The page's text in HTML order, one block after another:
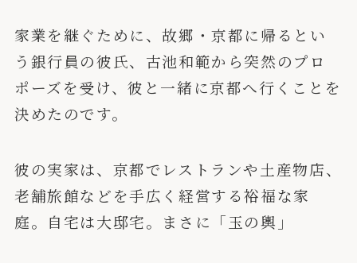
家業を継ぐために、故郷・京都に帰るとい
う銀行員の彼氏、古池和範から突然のプロ
ポーズを受け、彼と一緒に京都へ行くことを
決めたのです。
彼の実家は、京都でレストランや土産物店、
老舗旅館などを手広く経営する裕福な家
庭。自宅は大邸宅。まさに「玉の輿」